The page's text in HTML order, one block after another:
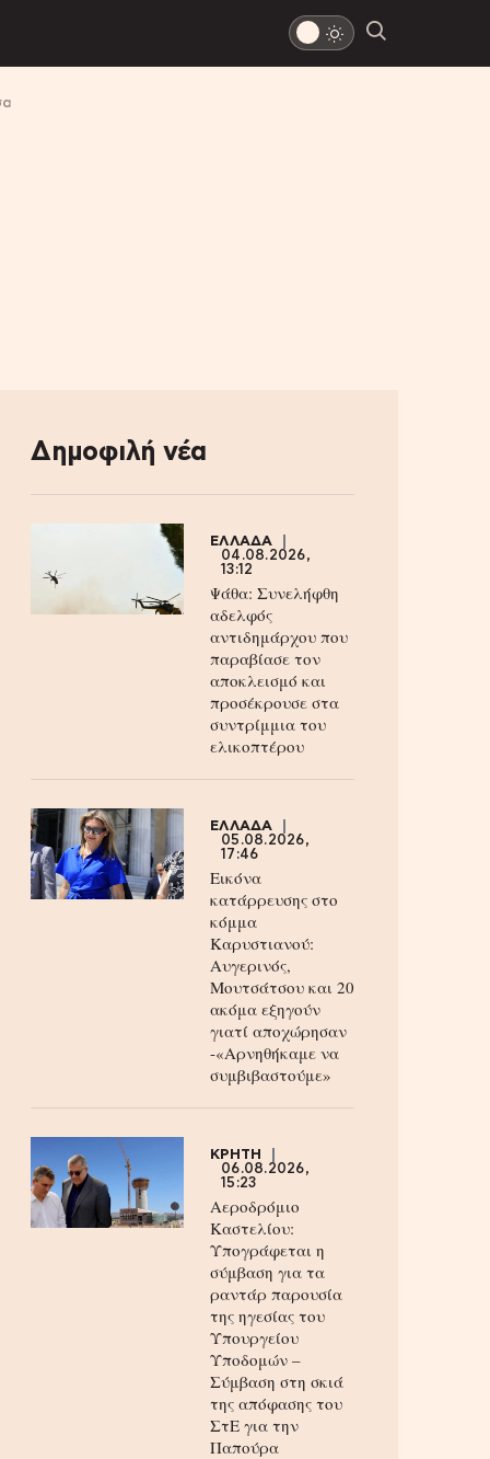
Δημοφιλή νέα
ΕΛΛΑΔΑ
04.08.2026,
13:12
Ψάθα: Συνελήφθη
αδελφός
αντιδημάρχου που
παραβίασε τον
αποκλεισμό και
προσέκρουσε στα
συντρίμμια του
ελικοπτέρου
ΕΛΛΑΔΑ
05.08.2026,
17:46
Εικόνα
κατάρρευσης στο
κόμμα
Καρυστιανού:
Αυγερινός,
Μουτσάτσου και 20
ακόμα εξηγούν
γιατί αποχώρησαν
-«Αρνηθήκαμε να
συμβιβαστούμε»
ΚΡΗΤΗ
06.08.2026,
15:23
Αεροδρόμιο
Καστελίου:
Υπογράφεται η
σύμβαση για τα
ραντάρ παρουσία
της ηγεσίας του
Υπουργείου
Υποδομών –
Σύμβαση στη σκιά
της απόφασης του
ΣτΕ για την
Παπούρα